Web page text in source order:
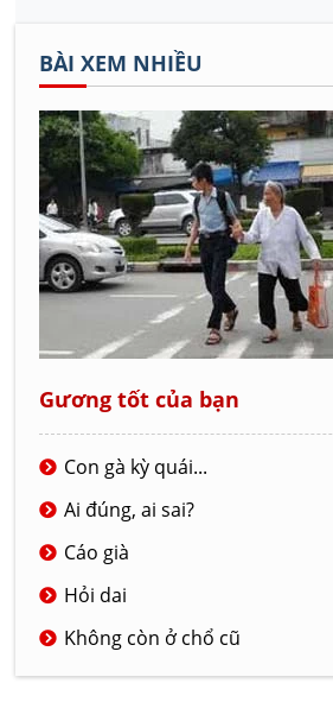
BÀI XEM NHIỀU
Gương tốt của bạn
Con gà kỳ quái...
Ai đúng, ai sai?
Cáo già
Hỏi dai
Không còn ở chổ cũ